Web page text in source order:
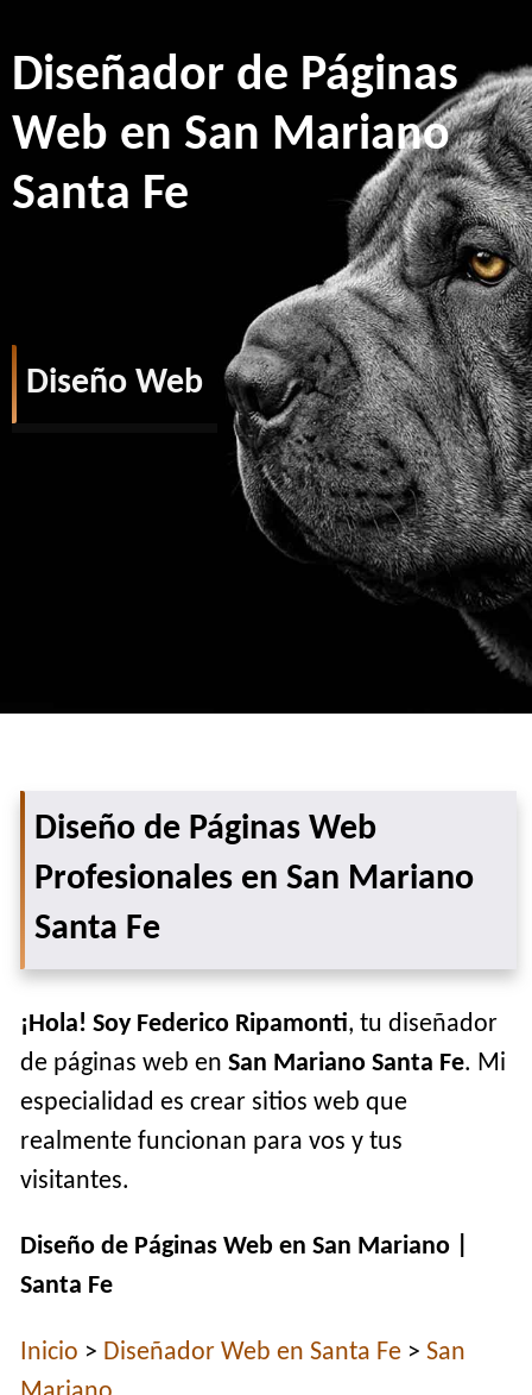
Diseñador de Páginas
Web en San Mariano
Santa Fe
Diseño Web
Diseño de Páginas Web
Profesionales en San Mariano
Santa Fe
¡Hola! Soy Federico Ripamonti, tu diseñador
de páginas web enSan Mariano Santa Fe. Mi
especialidad es crear sitios web que
realmente funcionan para vos y tus
visitantes.
Diseño de Páginas Web en San Mariano |
Santa Fe
Inicio > Diseñador Web en Santa Fe >San